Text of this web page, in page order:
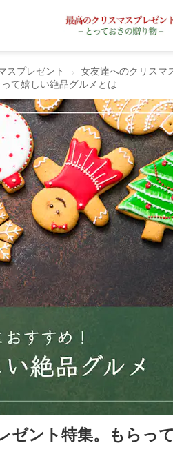
スプレゼント
女友達へのクリスマ
て嬉しい絶品グルメとは
ゼント特集。もらっ